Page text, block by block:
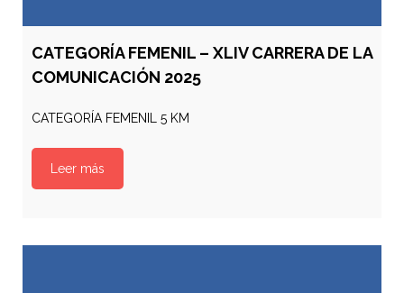
CATEGORÍA FEMENIL – XLIV CARRERA DE LA
COMUNICACIÓN 2025
CATEGORÍA FEMENIL 5 KM
Leer más